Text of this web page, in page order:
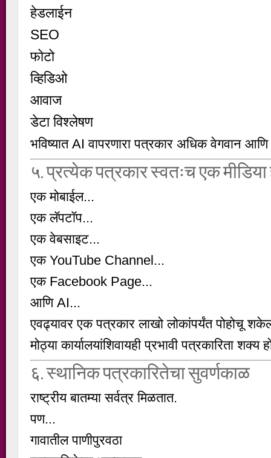
हेडलाईन
SEO
फोटो
व्हिडिओ
आवाज
डेटा विश्लेषण
भविष्यात AI वापरणारा पत्रकार अधिक वेगवान
५. प्रत्येक पत्रकार स्वतःच एक
एक मोबाईल...
एक लॅपटॉप...
एक वेबसाइट...
एक YouTube Channel...
एक Facebook Page...
आणि AI...
एवढ्यावर एक पत्रकार लाखो लोकांपर्यंत पोहोचू
मोठ्या कार्यालयांशिवायही प्रभावी पत्रकारिता शक्य
६. स्थानिक पत्रकारितेचा सुवर्णकाळ
राष्ट्रीय बातम्या सर्वत्र मिळतात.
पण...
गावातील पाणीपुरवठा